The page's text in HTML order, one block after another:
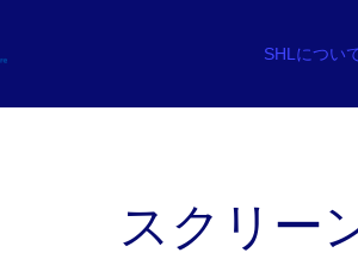
SHLについ
スクリー